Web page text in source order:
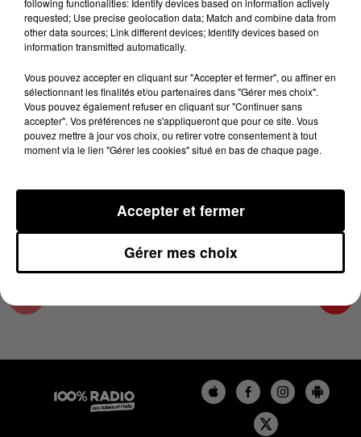
100%
100% Radio l'agenda du Comminges
29 août 2024 - 1 min 14 sec
L'AGENDA DU COMMINGES DU 29/08/2024 À
10H38
L'AGENDA DU COMMINGES
following functionalities: Identify devices based on information actively
requested; Use precise geolocation data; Match and combine data from
other data sources; Link different devices; Identify devices based on
information transmitted automatically.
Vous pouvez accepter en cliquant sur "Accepter et fermer", ou affiner en
sélectionnant les finalités et/ou partenaires dans "Gérer mes choix".
Vous pouvez également refuser en cliquant sur "Continuer sans
accepter". Vos préférences ne s'appliqueront que pour ce site. Vous
pouvez mettre à jour vos choix, ou retirer votre consentement à tout
moment via le lien "Gérer les cookies" situé en bas de chaque page.
Gérer mes choix
Accepter et fermer